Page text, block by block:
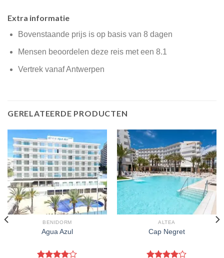
Extra informatie
Bovenstaande prijs is op basis van 8 dagen
Mensen beoordelen deze reis met een 8.1
Vertrek vanaf Antwerpen
GERELATEERDE PRODUCTEN
BENIDORM
Agua Azul
ALTEA
Cap Negret